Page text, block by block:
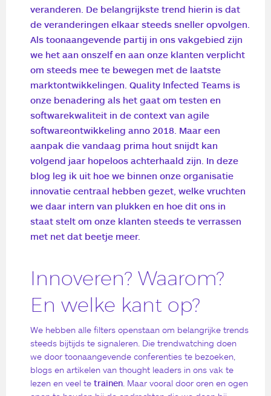
veranderen. De belangrijkste trend hierin is dat
de veranderingen elkaar steeds sneller opvolgen.
Als toonaangevende partij in ons vakgebied zijn
we het aan onszelf en aan onze klanten verplicht
om steeds mee te bewegen met de laatste
marktontwikkelingen. Quality Infected Teams is
onze benadering als het gaat om testen en
softwarekwaliteit in de context van agile
softwareontwikkeling anno 2018. Maar een
aanpak die vandaag prima hout snijdt kan
volgend jaar hopeloos achterhaald zijn. In deze
blog leg ik uit hoe we binnen onze organisatie
innovatie centraal hebben gezet, welke vruchten
we daar intern van plukken en hoe dit ons in
staat stelt om onze klanten steeds te verrassen
met net dat beetje meer.
Innoveren? Waarom?
En welke kant op?
We hebben alle filters openstaan om belangrijke trends
steeds bijtijds te signaleren. Die trendwatching doen
we door toonaangevende conferenties te bezoeken,
blogs en artikelen van thought leaders in ons vak te
lezen en veel te trainen . Maar vooral door oren en ogen